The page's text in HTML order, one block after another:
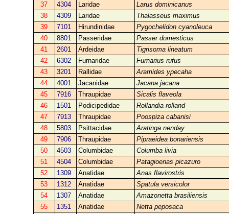
37
4304 Laridae
Larus dominicanus
38
4309 Laridae
Thalasseus maximus
39
7101 Hirundinidae
Pygochelidon cyanoleuca
40
8801 Passeridae
Passer domesticus
41
2601 Ardeidae
Tigrisoma lineatum
42
6302 Furnaridae
Furnarius rufus
43
3201 Rallidae
Aramides ypecaha
44
4001 Jacanidae
Jacana jacana
45
7916 Thraupidae
Sicalis flaveola
46
1501 Podicipedidae
Rollandia rolland
47
7913 Thraupidae
Poospiza cabanisi
48
5803 Psittacidae
Aratinga nenday
49
7906 Thraupidae
Pipraeidea bonariensis
50
4503 Columbidae
Columba livia
51
4504 Columbidae
Patagioenas picazuro
52
1309 Anatidae
Anas flavirostris
53
1312 Anatidae
Spatula versicolor
54
1307 Anatidae
Amazonetta brasiliensis
55
1351 Anatidae
Netta peposaca